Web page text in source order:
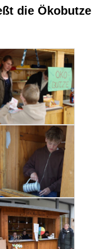
die Ökobutze